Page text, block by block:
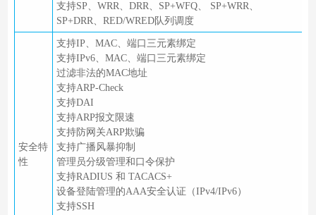
支持SP、WRR、DRR、SP+WFQ、 SP+WRR、
SP+DRR、RED/WRED队列调度
安全特
性
支持IP、MAC、端口三元素绑定
支持IPv6、MAC、端口三元素绑定
过滤非法的MAC地址
支持ARP-Check
支持DAI
支持ARP报文限速
支持防网关ARP欺骗
支持广播风暴抑制
管理员分级管理和口令保护
支持RADIUS 和 TACACS+
设备登陆管理的AAA安全认证（IPv4/IPv6）
支持SSH